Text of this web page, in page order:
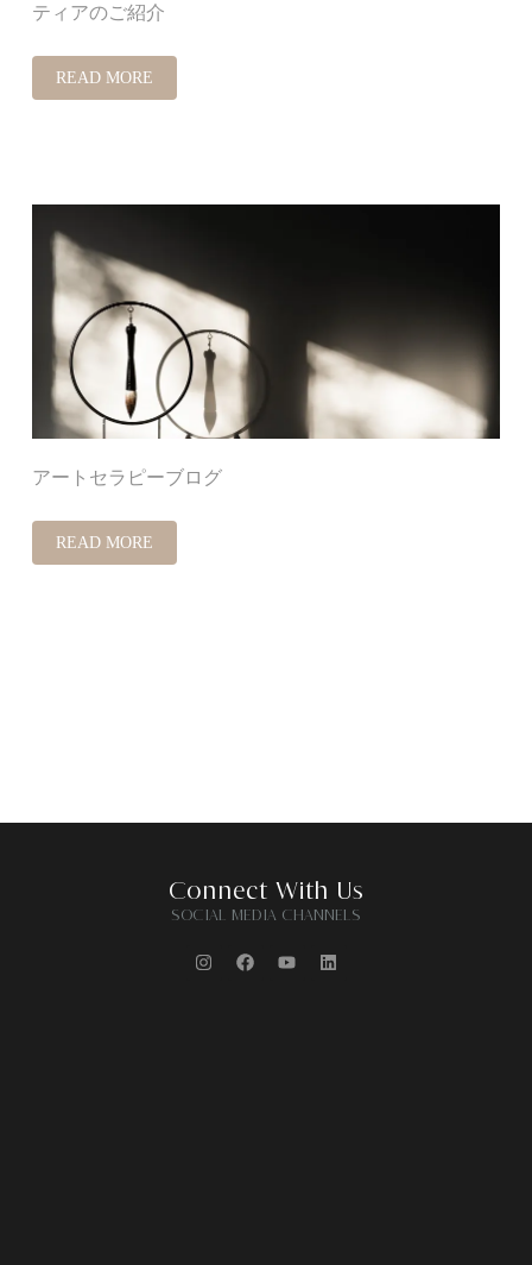
ティアのご紹介
READ MORE
アートセラピーブログ
READ MORE
Connect With Us
SOCIAL MEDIA CHANNELS